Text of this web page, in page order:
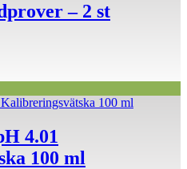
– 2 st
4.01
100 ml